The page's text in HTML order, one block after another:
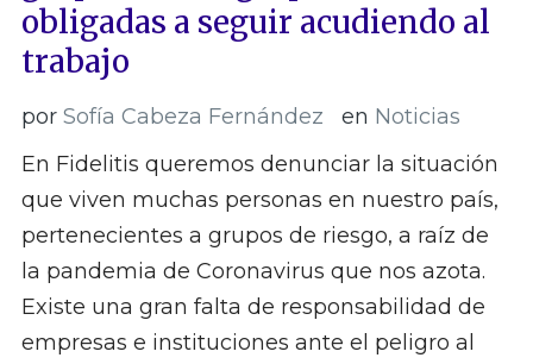
obligadas a seguir acudiendo al
trabajo
por Sofía Cabeza Fernández en Noticias
En Fidelitis queremos denunciar la situación
que viven muchas personas en nuestro país,
pertenecientes a grupos de riesgo, a raíz de
la pandemia de Coronavirus que nos azota.
Existe una gran falta de responsabilidad de
empresas e instituciones ante el peligro al